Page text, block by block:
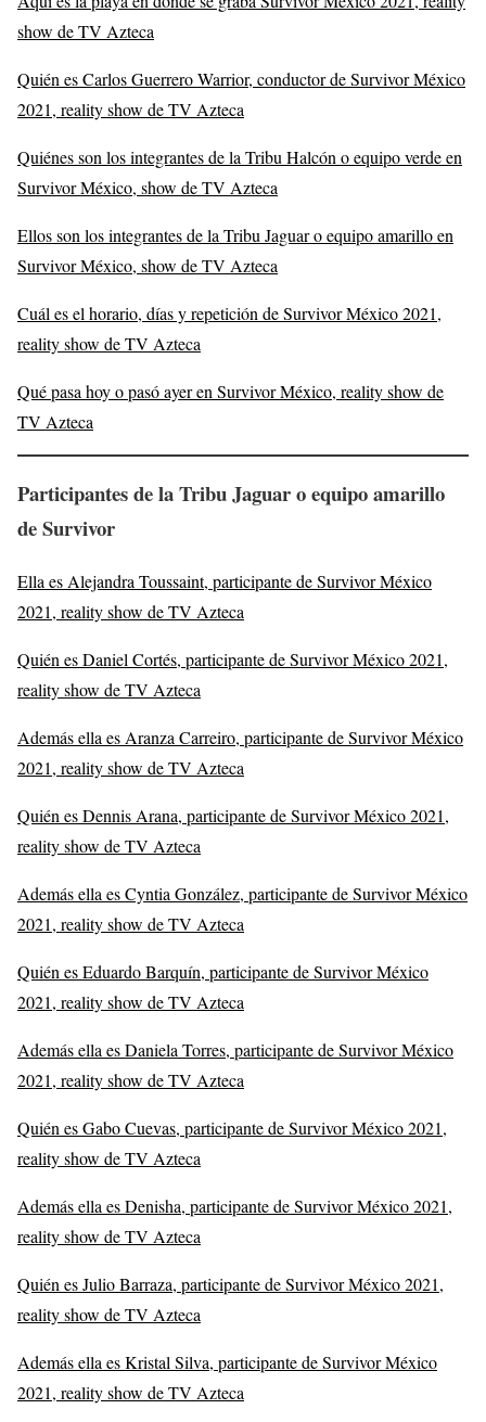
show de TV Azteca
Quién es Carlos Guerrero Warrior, conductor de Survivor México
2021, reality show de TV Azteca
Quiénes son los integrantes de la Tribu Halcón o equipo verde en
Survivor México, show de TV Azteca
Ellos son los integrantes de la Tribu Jaguar o equipo amarillo en
Survivor México, show de TV Azteca
Cuál es el horario, días y repetición de Survivor México 2021,
reality show de TV Azteca
Qué pasa hoy o pasó ayer en Survivor México, reality show de
TV Azteca
Participantes de la Tribu Jaguar o equipo amarillo
de Survivor
Ella es Alejandra Toussaint, participante de Survivor México
2021, reality show de TV Azteca
Quién es Daniel Cortés, participante de Survivor México 2021,
reality show de TV Azteca
Además ella es Aranza Carreiro, participante de Survivor México
2021, reality show de TV Azteca
Quién es Dennis Arana, participante de Survivor México 2021,
reality show de TV Azteca
Además ella es Cyntia González, participante de Survivor México
2021, reality show de TV Azteca
Quién es Eduardo Barquín, participante de Survivor México
2021, reality show de TV Azteca
Además ella es Daniela Torres, participante de Survivor México
2021, reality show de TV Azteca
Quién es Gabo Cuevas, participante de Survivor México 2021,
reality show de TV Azteca
Además ella es Denisha, participante de Survivor México 2021,
reality show de TV Azteca
Quién es Julio Barraza, participante de Survivor México 2021,
reality show de TV Azteca
Además ella es Kristal Silva, participante de Survivor México
2021, reality show de TV Azteca